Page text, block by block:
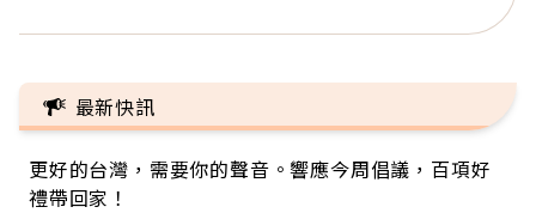
最新快訊
更好的台灣，需要你的聲音。響應今周倡議，百項好
禮帶回家！